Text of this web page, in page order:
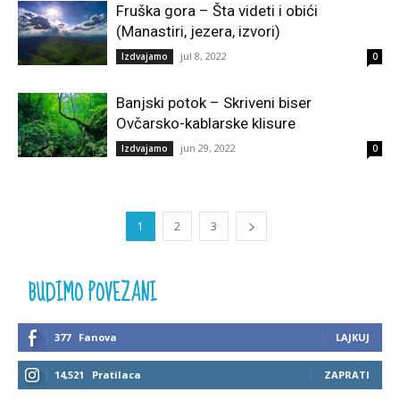
Fruška gora – Šta videti i obići
(Manastiri, jezera, izvori)
Izdvajamo jul 8, 2022 0
Banjski potok – Skriveni biser
Ovčarsko-kablarske klisure
Izdvajamo jun 29, 2022 0
1 2 3
BUDIMO POVEZANI
377 Fanova LAJKUJ
14,521 Pratilaca ZAPRATI